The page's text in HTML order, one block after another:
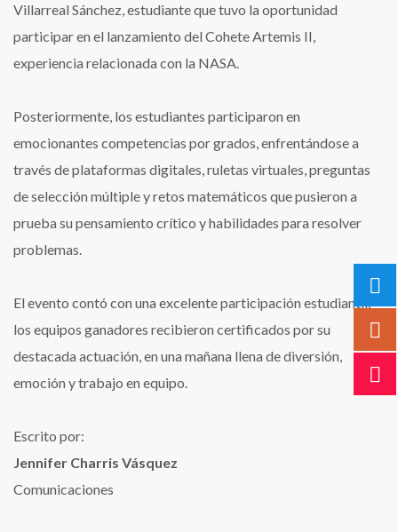
Villarreal Sánchez, estudiante que tuvo la oportunidad
participar en el lanzamiento del Cohete Artemis II,
experiencia relacionada con la NASA.
Posteriormente, los estudiantes participaron en
emocionantes competencias por grados, enfrentándose a
través de plataformas digitales, ruletas virtuales, preguntas
de selección múltiple y retos matemáticos que pusieron a
prueba su pensamiento crítico y habilidades para resolver
problemas.
El evento contó con una excelente participación estudiantil,
los equipos ganadores recibieron certificados por su
destacada actuación, en una mañana llena de diversión,
emoción y trabajo en equipo.
Escrito por:
Jennifer Charris Vásquez
Comunicaciones